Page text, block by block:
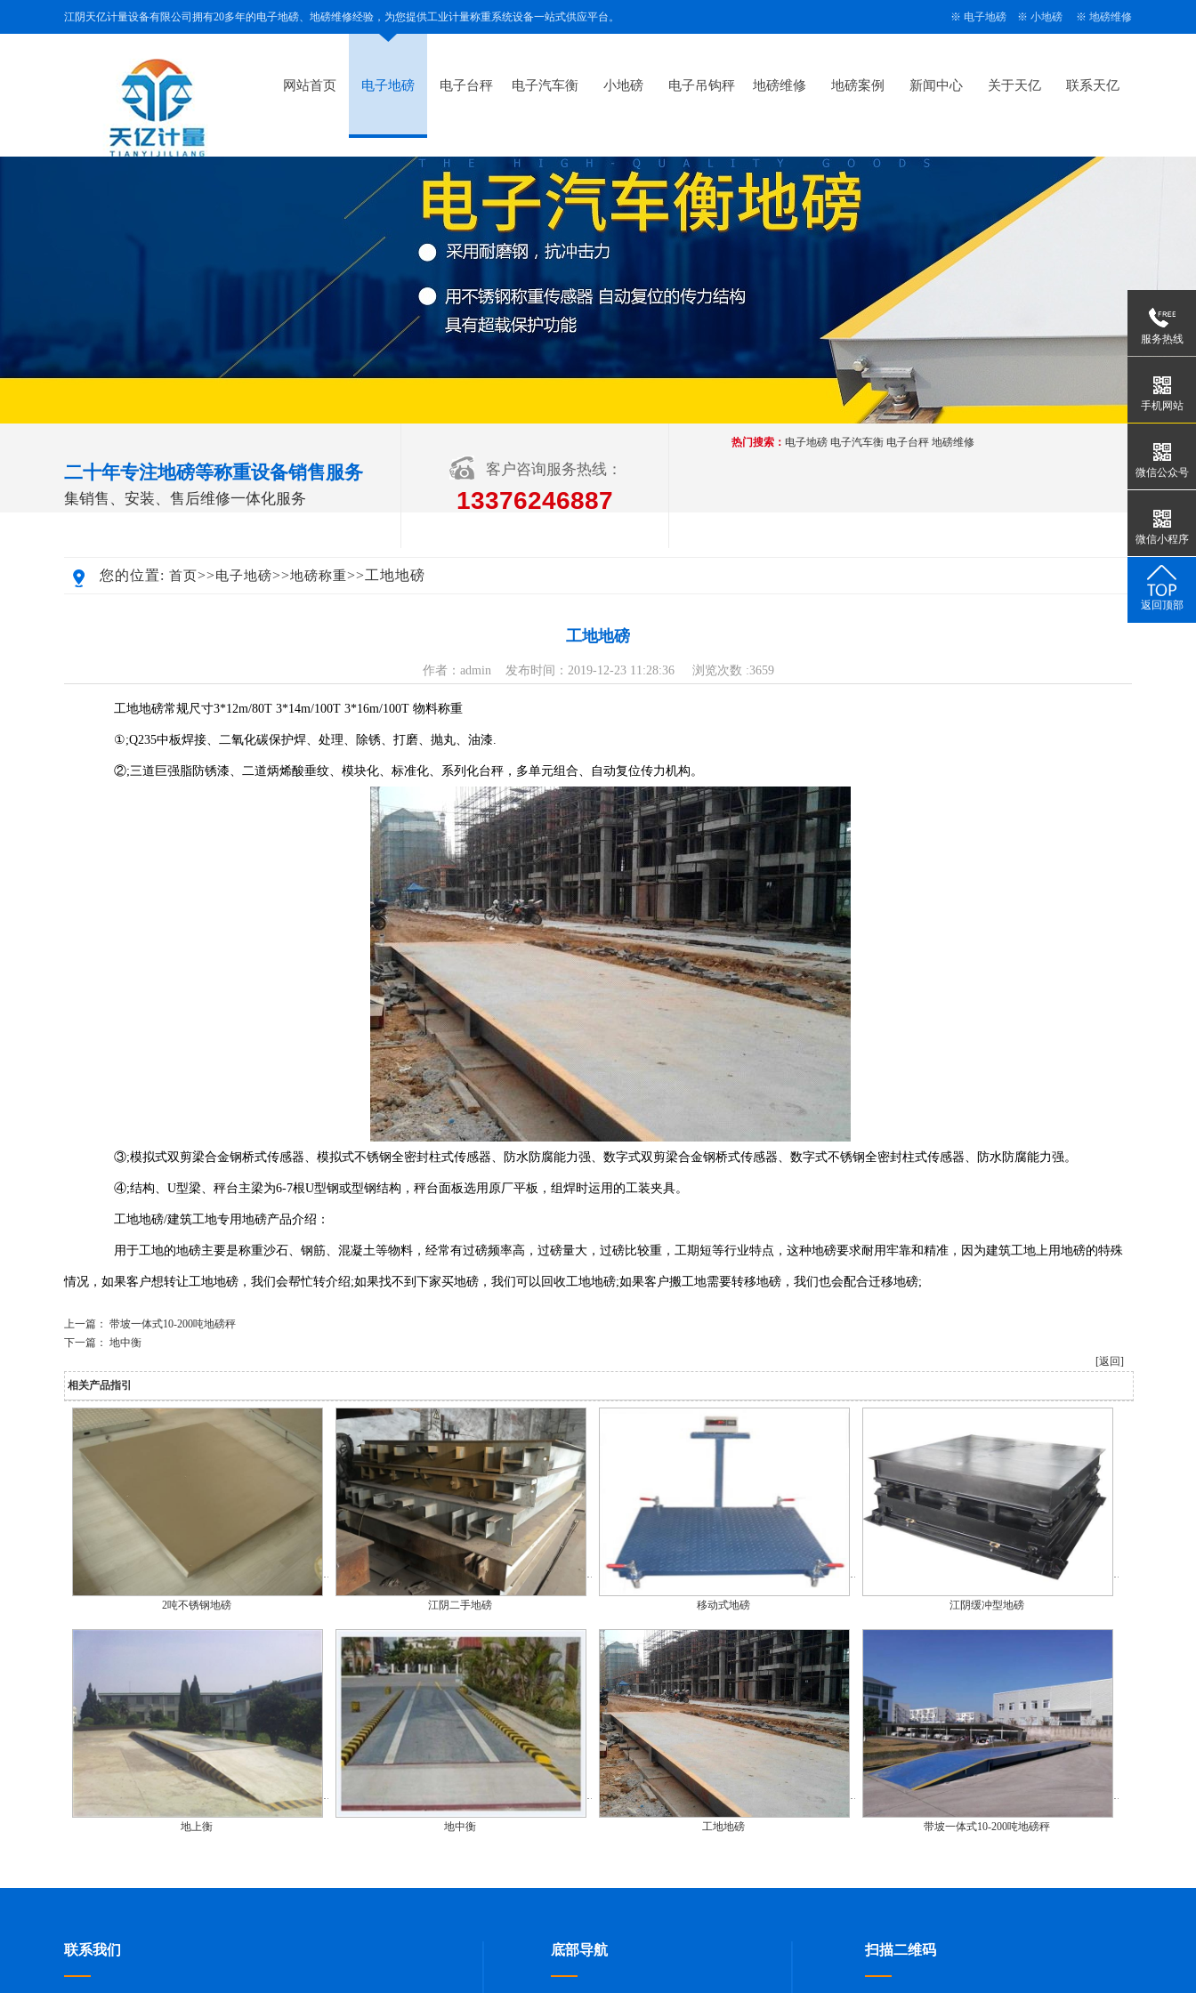
江阴天亿计量设备有限公司拥有20多年的电子地磅、地磅维修经验，为您提供工业计量称重系统设备一站式供应平台。 ※ 电子地磅 ※ 小地磅 ※ 地磅维修
网站首页 电子地磅 电子台秤 电子汽车衡 小地磅 电子吊钩秤 地磅维修 地磅案例 新闻中心 关于天亿 联系天亿
二十年专注地磅等称重设备销售服务
集销售、安装、售后维修一体化服务
客户咨询服务热线：
13376246887
热门搜索： 电子地磅 电子汽车衡 电子台秤 地磅维修
您的位置: 首页>>电子地磅>>地磅称重>>工地地磅
工地地磅
作者：admin 发布时间：2019-12-23 11:28:36 浏览次数 :3659
工地地磅常规尺寸3*12m/80T 3*14m/100T 3*16m/100T 物料称重
①;Q235中板焊接、二氧化碳保护焊、处理、除锈、打磨、抛丸、油漆.
②;三道巨强脂防锈漆、二道炳烯酸垂纹、模块化、标准化、系列化台秤，多单元组合、自动复位传力机构。
③;模拟式双剪梁合金钢桥式传感器、模拟式不锈钢全密封柱式传感器、防水防腐能力强、数字式双剪梁合金钢桥式传感器、数字式不锈钢全密封柱式传感器、防水防腐能力强。
④;结构、U型梁、秤台主梁为6-7根U型钢或型钢结构，秤台面板选用原厂平板，组焊时运用的工装夹具。
工地地磅/建筑工地专用地磅产品介绍：
用于工地的地磅主要是称重沙石、钢筋、混凝土等物料，经常有过磅频率高，过磅量大，过磅比较重，工期短等行业特点，这种地磅要求耐用牢靠和精准，因为建筑工地上用地磅的特殊
情况，如果客户想转让工地地磅，我们会帮忙转介绍;如果找不到下家买地磅，我们可以回收工地地磅;如果客户搬工地需要转移地磅，我们也会配合迁移地磅;
上一篇： 带坡一体式10-200吨地磅秤
下一篇： 地中衡
[返回]
相关产品指引
2吨不锈钢地磅 江阴二手地磅 移动式地磅 江阴缓冲型地磅
地上衡 地中衡 工地地磅 带坡一体式10-200吨地磅秤
联系我们 底部导航 扫描二维码
服务热线
手机网站
微信公众号
微信小程序
返回顶部